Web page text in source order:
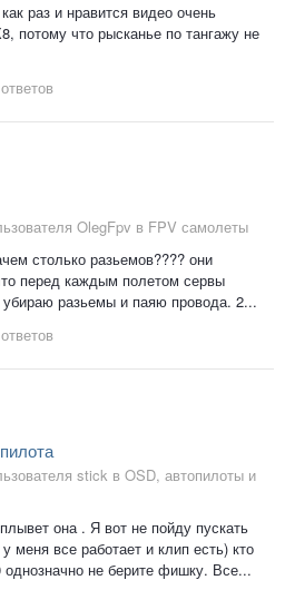
раз и нравится видео очень
потому что рысканье по тангажу не
OlegFpv в FPV самолеты
столько разьемов???? они
перед каждым полетом сервы
разьемы и паяю провода. 2...
stick в OSD, автопилоты и
она . Я вот не пойду пускать
меня все работает и клип есть) кто
однозначно не берите фишку. Все...